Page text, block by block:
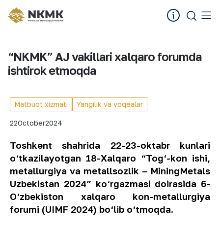
“NKMK” AJ vakillari xalqaro forumda
ishtirok etmoqda
Matbuot xizmati Yangilik va voqealar
22October2024
Toshkent shahrida 22-23-oktabr kunlari
o‘tkazilayotgan 18-Xalqaro “Tog‘-kon ishi,
metallurgiya va metallsozlik – MiningMetals
Uzbekistan 2024” ko‘rgazmasi doirasida 6-
O‘zbekiston xalqaro kon-metallurgiya
forumi (UIMF 2024) bo‘lib o‘tmoqda.